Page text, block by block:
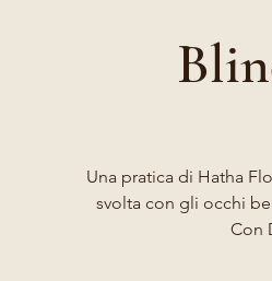
Una pratica di Hatha
svolta con gli occhi
Con